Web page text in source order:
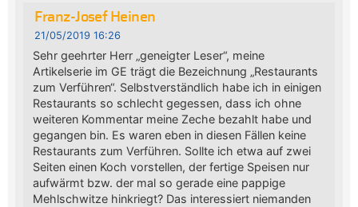
Franz-Josef Heinen
21/05/2019 16:26
Sehr geehrter Herr „geneigter Leser“, meine
Artikelserie im GE trägt die Bezeichnung „Restaurants
zum Verführen“. Selbstverständlich habe ich in einigen
Restaurants so schlecht gegessen, dass ich ohne
weiteren Kommentar meine Zeche bezahlt habe und
gegangen bin. Es waren eben in diesen Fällen keine
Restaurants zum Verführen. Sollte ich etwa auf zwei
Seiten einen Koch vorstellen, der fertige Speisen nur
aufwärmt bzw. der mal so gerade eine pappige
Mehlschwitze hinkriegt? Das interessiert niemanden